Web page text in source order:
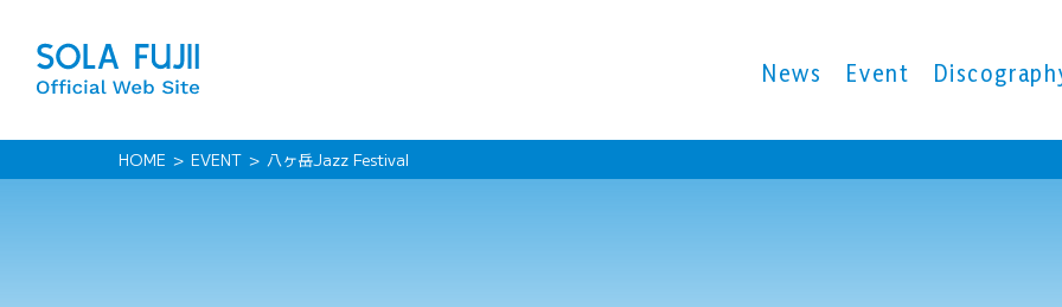
News Event
HOME EVENT 八ヶ岳Jazz Festival